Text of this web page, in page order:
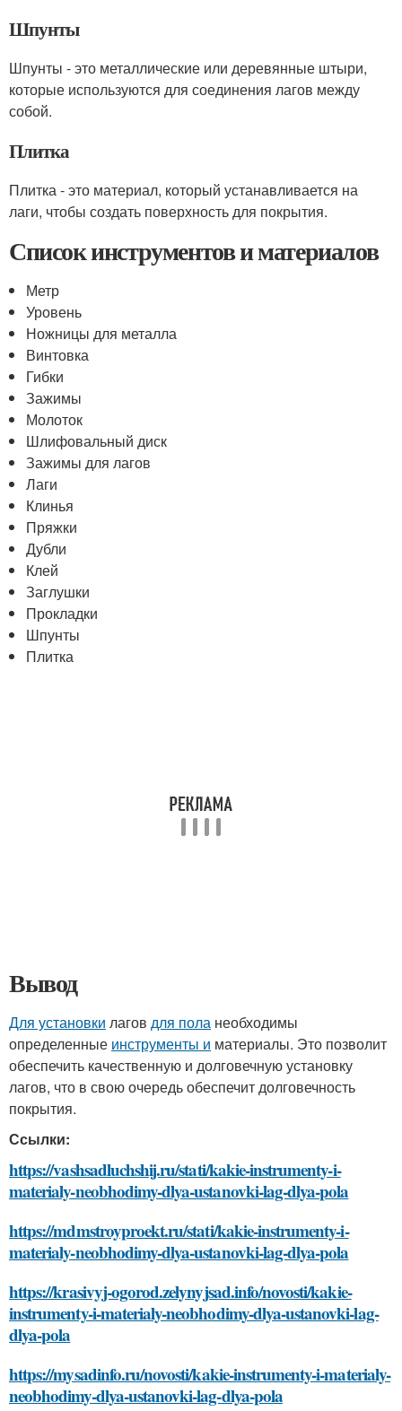
Шпунты
Шпунты - это металлические или деревянные штыри,
которые используются для соединения лагов между
собой.
Плитка
Плитка - это материал, который устанавливается на
лаги, чтобы создать поверхность для покрытия.
Список инструментов и материалов
Метр
Уровень
Ножницы для металла
Винтовка
Гибки
Зажимы
Молоток
Шлифовальный диск
Зажимы для лагов
Лаги
Клинья
Пряжки
Дубли
Клей
Заглушки
Прокладки
Шпунты
Плитка
Вывод
Для установки лагов для пола необходимы
определенные инструменты и материалы. Это позволит
обеспечить качественную и долговечную установку
лагов, что в свою очередь обеспечит долговечность
покрытия.
Ссылки:
https://vashsadluchshij.ru/stati/kakie-instrumenty-i-
materialy-neobhodimy-dlya-ustanovki-lag-dlya-pola
https://mdmstroyproekt.ru/stati/kakie-instrumenty-i-
materialy-neobhodimy-dlya-ustanovki-lag-dlya-pola
https://krasivyj-ogorod.zelynyjsad.info/novosti/kakie-
instrumenty-i-materialy-neobhodimy-dlya-ustanovki-lag-
dlya-pola
https://mysadinfo.ru/novosti/kakie-instrumenty-i-materialy-
neobhodimy-dlya-ustanovki-lag-dlya-pola